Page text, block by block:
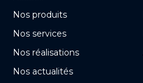
Nos produits
Nos services
Nos réalisations
Nos actualités